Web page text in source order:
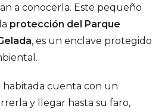
a conocerla. Este pequeño
protección del Parque
, es un enclave protegido
habitada cuenta con un
y llegar hasta su faro,